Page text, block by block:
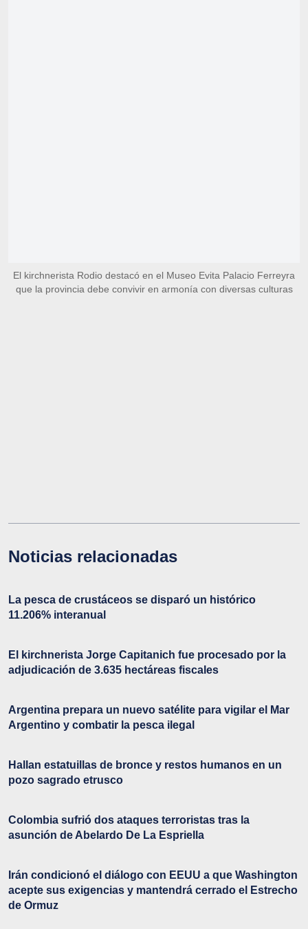
El kirchnerista Rodio destacó en el Museo Evita Palacio Ferreyra
que la provincia debe convivir en armonía con diversas culturas
Noticias relacionadas
La pesca de crustáceos se disparó un histórico
11.206% interanual
El kirchnerista Jorge Capitanich fue procesado por la
adjudicación de 3.635 hectáreas fiscales
Argentina prepara un nuevo satélite para vigilar el Mar
Argentino y combatir la pesca ilegal
Hallan estatuillas de bronce y restos humanos en un
pozo sagrado etrusco
Colombia sufrió dos ataques terroristas tras la
asunción de Abelardo De La Espriella
Irán condicionó el diálogo con EEUU a que Washington
acepte sus exigencias y mantendrá cerrado el Estrecho
de Ormuz